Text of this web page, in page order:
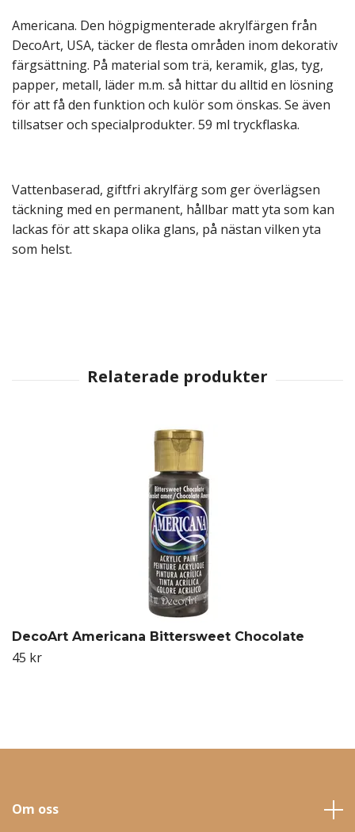
Americana. Den högpigmenterade akrylfärgen från
DecoArt, USA, täcker de flesta områden inom dekorativ
färgsättning. På material som trä, keramik, glas, tyg,
papper, metall, läder m.m. så hittar du alltid en lösning
för att få den funktion och kulör som önskas. Se även
tillsatser och specialprodukter. 59 ml tryckflaska.
Vattenbaserad, giftfri akrylfärg som ger överlägsen
täckning med en permanent, hållbar matt yta som kan
lackas för att skapa olika glans, på nästan vilken yta
som helst.
DecoArt Americana Bittersweet Chocolate
45 kr
Om oss